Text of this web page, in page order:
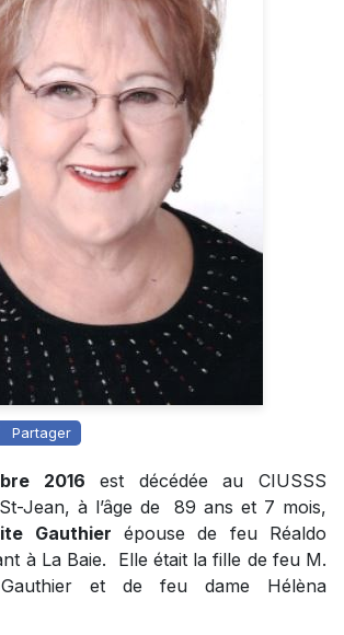
Partager
2016 est décédée au CIUSSS
Jean, à l’âge de 89 ans et 7 mois,
Gauthier épouse de feu Réaldo
à La Baie. Elle était la fille de feu M.
Gauthier et de feu dame Hélèna